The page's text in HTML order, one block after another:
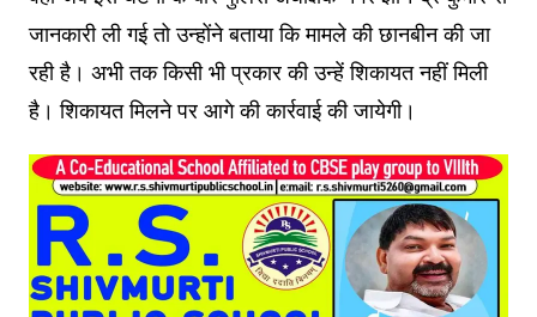
जानकारी ली गई तो उन्होंने बताया कि मामले की छानबीन की जा
रही है। अभी तक किसी भी प्रकार की उन्हें शिकायत नहीं मिली
है। शिकायत मिलने पर आगे की कार्रवाई की जायेगी।